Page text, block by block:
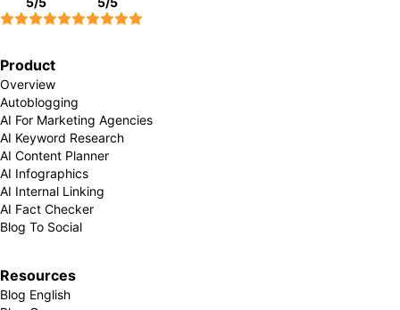
Product
Overview
Autoblogging
AI For Marketing Agencies
AI Keyword Research
AI Content Planner
AI Infographics
AI Internal Linking
AI Fact Checker
Blog To Social
Resources
Blog English